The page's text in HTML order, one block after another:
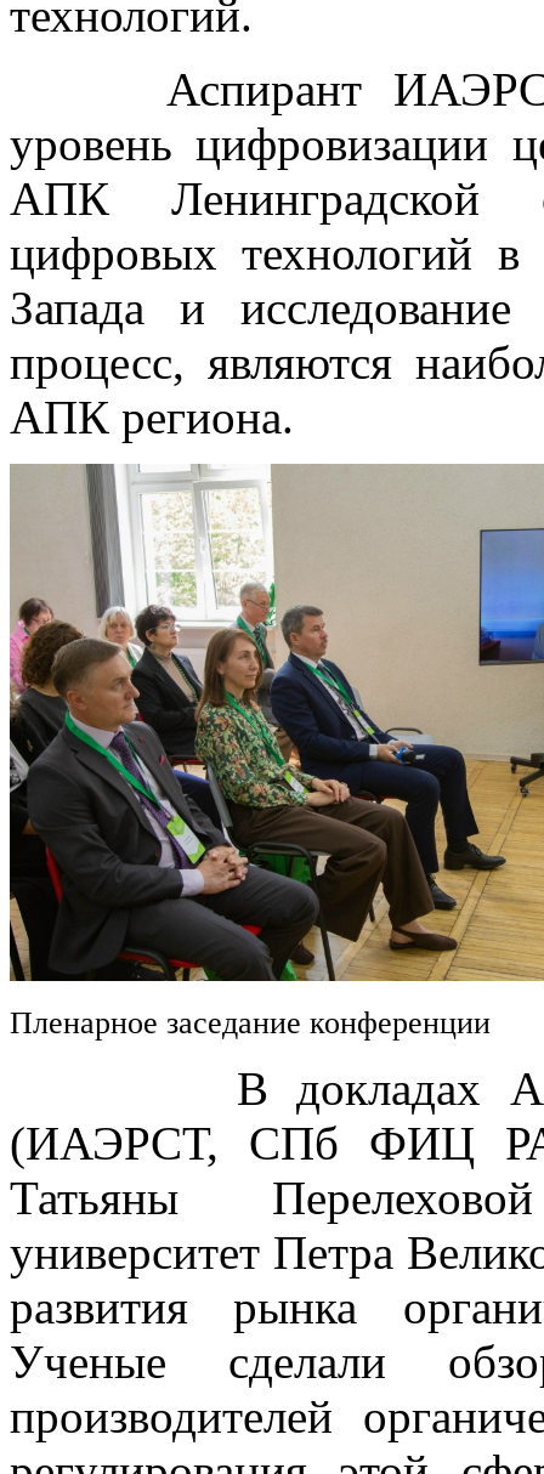
технологий.
Аспирант ИАЭРСТ
уровень цифровизации
АПК Ленинградской
цифровых технологий
Запада и
процесс, являются
АПК региона.
Пленарное заседание конференции
В докладах
(ИАЭРСТ, СПб ФИЦ
Татьяны
университет Петра
развития рынка
Ученые сделали
производителей